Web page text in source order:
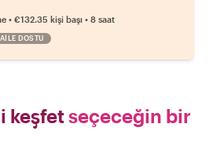
• €132.35 kişi başı • 8 saat
AILE DOSTU
keşfetseçeceğin bir